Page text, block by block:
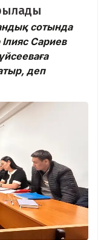
сотында
Сариев
деп